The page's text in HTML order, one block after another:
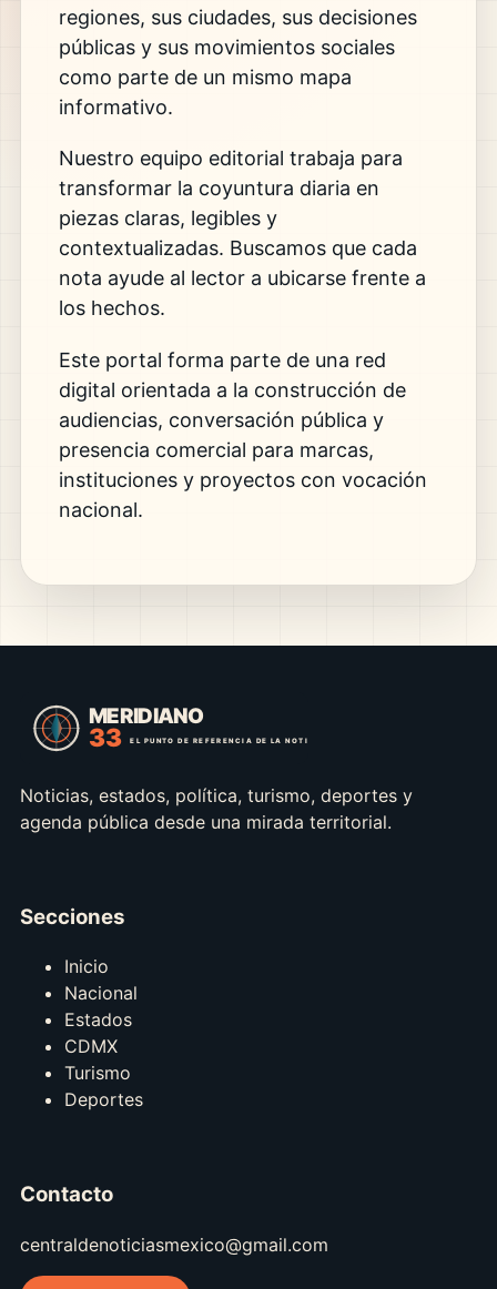
regiones, sus ciudades, sus decisiones
públicas y sus movimientos sociales
como parte de un mismo mapa
informativo.
Nuestro equipo editorial trabaja para
transformar la coyuntura diaria en
piezas claras, legibles y
contextualizadas. Buscamos que cada
nota ayude al lector a ubicarse frente a
los hechos.
Este portal forma parte de una red
digital orientada a la construcción de
audiencias, conversación pública y
presencia comercial para marcas,
instituciones y proyectos con vocación
nacional.
Noticias, estados, política, turismo, deportes y
agenda pública desde una mirada territorial.
Secciones
Inicio
Nacional
Estados
CDMX
Turismo
Deportes
Contacto
centraldenoticiasmexico@gmail.com